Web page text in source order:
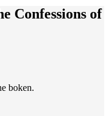
Confessions of
boken.